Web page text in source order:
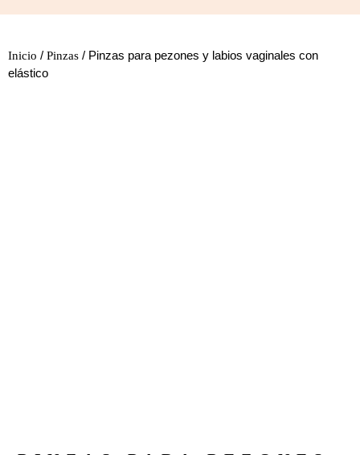
Inicio / Pinzas / Pinzas para pezones y labios vaginales con
elástico